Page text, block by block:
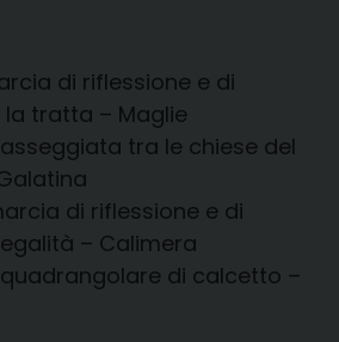
di riflessione e di
tratta – Maglie
tra le chiese del
di riflessione e di
– Calimera
di calcetto –